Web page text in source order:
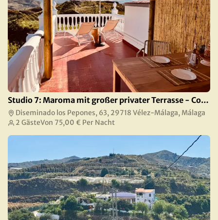
Studio 7: Maroma mit großer privater Terrasse - Costa del Sol
Diseminado los Pepones, 63, 29718 Vélez-Málaga, Málaga
2 GästeVon 75,00 € Per Nacht